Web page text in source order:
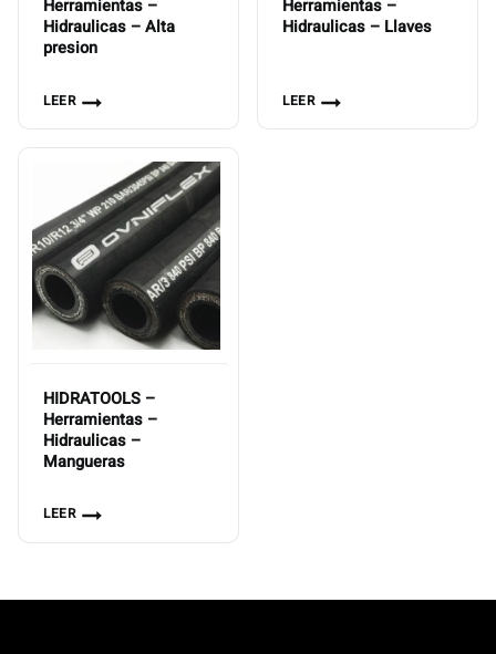
Herramientas –
Hidraulicas – Alta
presion
LEER
Herramientas –
Hidraulicas – Llaves
LEER
HIDRATOOLS –
Herramientas –
Hidraulicas –
Mangueras
LEER